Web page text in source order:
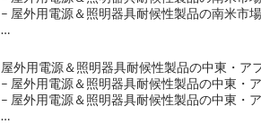
– 屋外用電源＆照明器具耐候性製品の南米市
…
屋外用電源＆照明器具耐候性製品の中東・ア
– 屋外用電源＆照明器具耐候性製品の中東・
– 屋外用電源＆照明器具耐候性製品の中東・
…